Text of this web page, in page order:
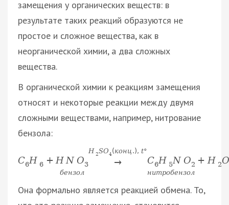
замещения у органических веществ: в
результате таких реакций образуются не
простое и сложное вещества, как в
неорганической химии, а два сложных
вещества.
В органической химии к реакциям замещения
относят и некоторые реакции между двумя
сложными веществами, например, нитрование
бензола:
C6H 6 + H N O3
бензол
H 2SO4(конц.), t°
→ C6H 5N O2
нитробензол
+ H 2O
Она формально является реакцией обмена. То,